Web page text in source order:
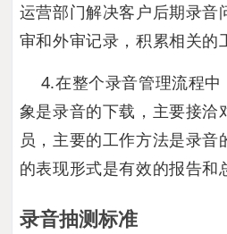
运营部门解决客户后期录音
审和外审记录，积累相关的
4.在整个录音管理流程
象是录音的下载，主要接洽
员，主要的工作方法是录
的表现形式是有效的报告和
录音抽测标准